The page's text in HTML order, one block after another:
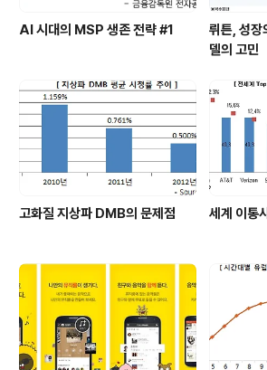
AI 시대의 MSP 생존 전략 #1
뤼튼, 성장
델의 고민
고화질 지상파 DMB의 문제점 세계 이통